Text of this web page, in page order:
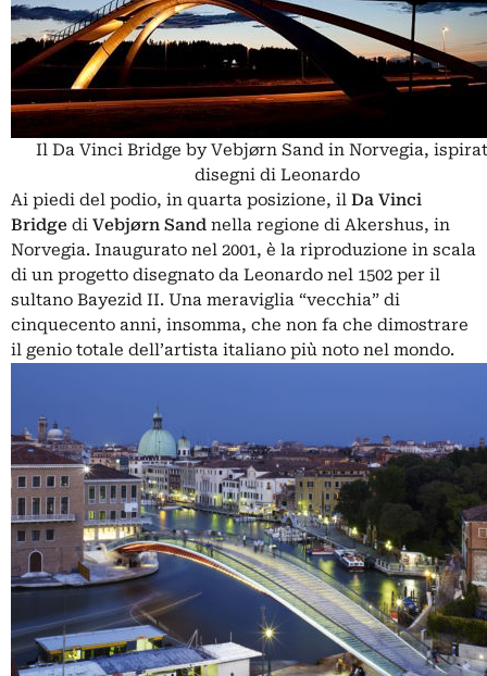
Il Da Vinci Bridge by Vebjørn Sand in Norvegia,
disegni di Leonardo
Ai piedi del podio, in quarta posizione, il Da Vinci
Bridge di Vebjørn Sand nella regione di Akershus, in
Norvegia. Inaugurato nel 2001, è la riproduzione in scala
di un progetto disegnato da Leonardo nel 1502 per il
sultano Bayezid II. Una meraviglia “vecchia” di
cinquecento anni, insomma, che non fa che dimostrare
il genio totale dell’artista italiano più noto nel mondo.